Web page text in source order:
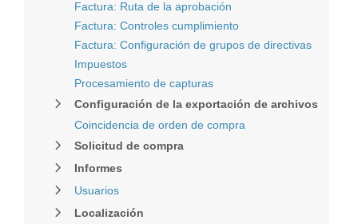
Factura: Ruta de la aprobación
Factura: Controles cumplimiento
Factura: Configuración de grupos de directivas
Impuestos
Procesamiento de capturas
Configuración de la exportación de archivos
Coincidencia de orden de compra
Solicitud de compra
Informes
Usuarios
Localización